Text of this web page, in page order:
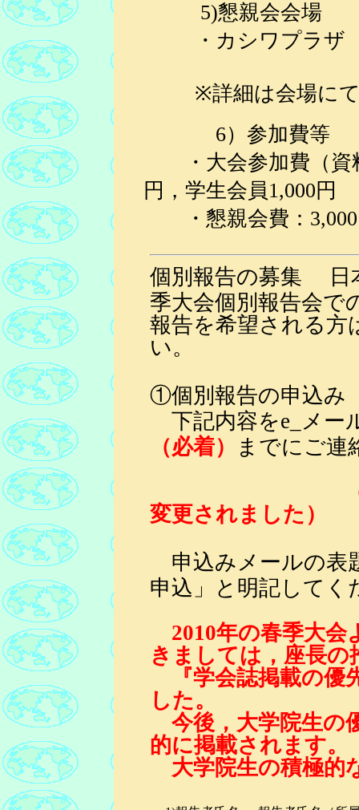
5)懇親会会場
・カシワプラザ
※詳細は会場にて
6）参加費等
・大会参加費 （
円，学生会員1,000円
・懇親会費： 3,000
個別報告の募集 日
季大会個別報告会で
報告を希望される方
い。
①個別報告の申込み
下記内容をe_メー
（必着）
までにご連
変更されました）
申込みメールの表
申込」と明記してく
2010年の春季大会
きましては，座長
『学会誌掲載の優
した。
今後，大学院生の
的に掲載されます。
大学院生の積極的